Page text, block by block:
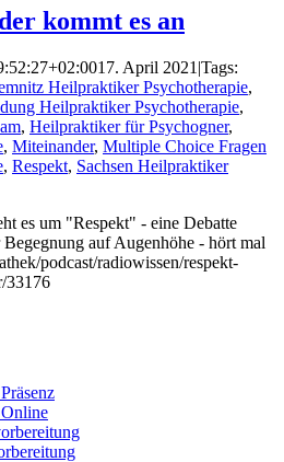
kommt es an
17. April 2021 |Tags:
Heilpraktiker Psychotherapie,
Heilpraktiker Psychotherapie,
, Heilpraktiker für Psychogner,
, Miteinander, Multiple Choice Fragen
, Respekt, Sachsen Heilpraktiker
es um "Respekt" - eine Debatte
auf Augenhöhe - hört mal
podcast/radiowissen/respekt-
33176